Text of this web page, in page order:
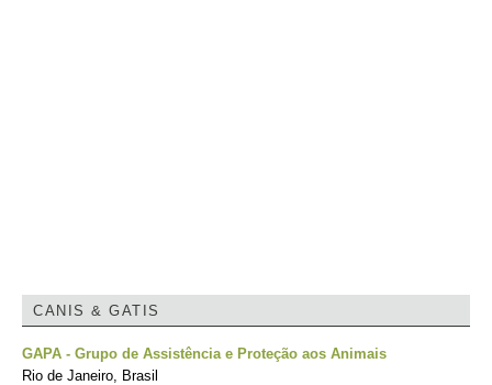
CANIS & GATIS
GAPA - Grupo de Assistência e Proteção aos Animais
Rio de Janeiro, Brasil